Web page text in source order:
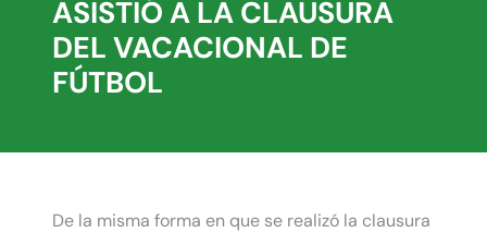
ASISTIÓ A LA CLAUSURA
DEL VACACIONAL DE
FÚTBOL
De la misma forma en que se realizó la clausura